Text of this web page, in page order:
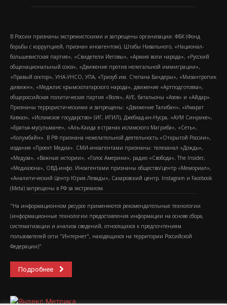
В России признаны экстремистскими и запрещены организации: ФБК (Фонд
борьбы с коррупцией, признан иноагентом), Штабы Навального, «Национал-
большевистская партия», «Свидетели Иеговы», «Армия воли народа», «Русский
общенациональный союз», «Движение против нелегальной иммиграции»,
«Правый сектор», УНА-УНСО, УПА, «Тризуб им. Степана Бандеры», «Мизантропик
дивижн», «Меджлис крымскотатарского народа», движение «Артподготовка»,
общероссийская политическая партия «Воля», АУЕ, батальоны «Азов» и «Айдар».
Признаны террористическими и запрещены: «Движение Талибан», «Имарат
Кавказ», «Исламское государство» (ИГ, ИГИЛ), Джебхад-ан-Нусра, «АУМ Синрике»,
«Братья-мусульмане», «Аль-Каида в странах исламского Магриба», «Сеть»,
«Колумбайн». В РФ признана нежелательной деятельность «Открытой России»,
издания «Проект Медиа». СМИ-иноагентами признаны: телеканал «Дождь»,
«Медуза», «Важные истории», «Голос Америки», радио «Свобода», The Insider,
«Медиазона», ОВД-инфо. Иноагентами признаны общество/центр «Мемориал»,
«Аналитический Центр Юрия Левады», Сахаровский центр. Instagram и Facebook
(Metа) запрещены в РФ за экстремизм.
"На информационном ресурсе применяются рекомендательные технологии
(информационные технологии предоставления информации на основе сбора,
систематизации и анализа сведений, относящихся к предпочтениям
пользователей сети "Интернет", находящихся на территории Российской
Федерации)".
Подробнее